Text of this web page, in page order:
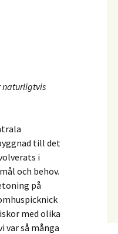
naturligtvis
till det
i
och behov.
på
med olika
var så många